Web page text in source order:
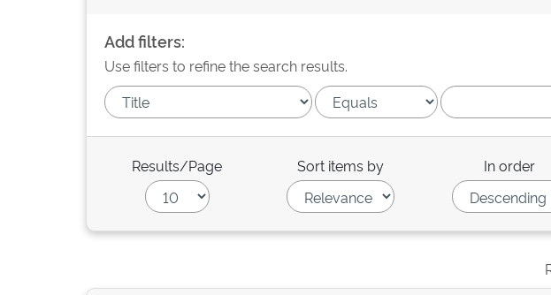
Add filters:
Use filters to refine the search results.
Results/Page Sort items by In order